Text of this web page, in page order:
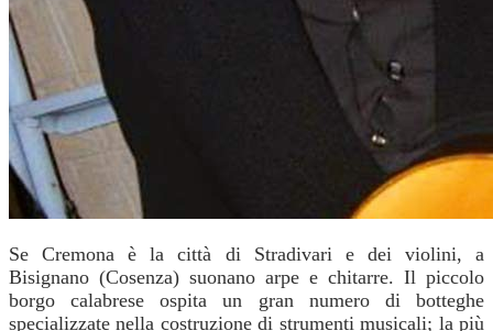
Se Cremona è la città di Stradivari e dei violini, a
Bisignano (Cosenza) suonano arpe e chitarre. Il piccolo
borgo calabrese ospita un gran numero di botteghe
specializzate nella costruzione di strumenti musicali; la più